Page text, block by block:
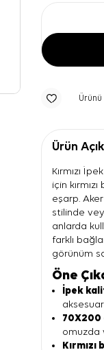
Ürün
Kırmızı
için
eşarp.
stilinde
anlarda
farklı
görünüm
Öne
İpek
70X200
omuzda